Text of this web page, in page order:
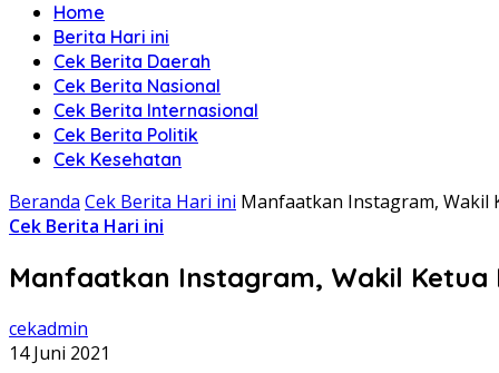
Home
Berita Hari ini
Cek Berita Daerah
Cek Berita Nasional
Cek Berita Internasional
Cek Berita Politik
Cek Kesehatan
Beranda Cek Berita Hari ini Manfaatkan Instagram, Wakil
Cek Berita Hari ini
Manfaatkan Instagram, Wakil Ketua
cekadmin
14 Juni 2021